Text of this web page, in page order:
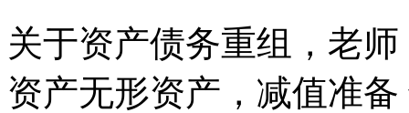
关于资产债务重组，老
资产无形资产，减值准